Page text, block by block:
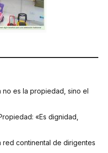
no es la propiedad, sino el
«Es dignidad,
red continental de dirigentes